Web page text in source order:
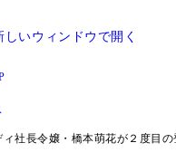
しいウィンドウで開く
社長令嬢・橋本萌花が２度目